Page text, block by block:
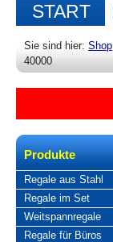
START
Sie sind hier: Shop
40000
Produkte
Regale aus Stahl
Regale im Set
Weitspannregale
Regale für Büros